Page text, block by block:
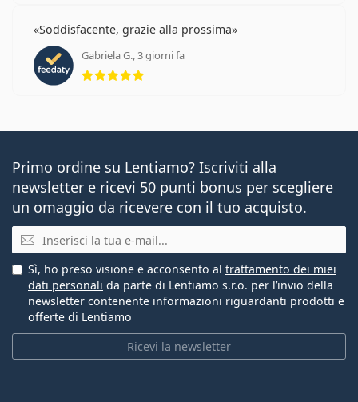
Soddisfacente, grazie alla prossima
Gabriela G., 3 giorni fa
valutazione 5 di 5
Primo ordine su Lentiamo? Iscriviti alla
newsletter e ricevi 50 punti bonus per scegliere
un omaggio da ricevere con il tuo acquisto.
E-mail
Ricevi la newsletter
Sì, ho preso visione e acconsento al trattamento dei miei
dati personali da parte di Lentiamo s.r.o. per l’invio della
newsletter contenente informazioni riguardanti prodotti e
offerte di Lentiamo